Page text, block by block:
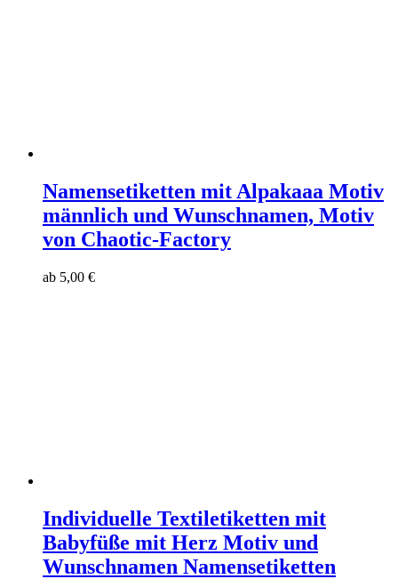
Namensetiketten mit Alpakaaa Motiv
männlich und Wunschnamen, Motiv
von Chaotic-Factory
ab 5,00 €
Individuelle Textiletiketten mit
Babyfüße mit Herz Motiv und
Wunschnamen Namensetiketten